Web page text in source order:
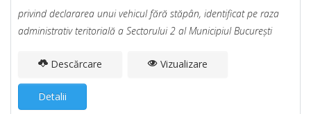
privind declararea unui vehicul fără stăpân, identificat pe raza
administrativ teritorială a Sectorului 2 al Municipiul Bucureşti
Descărcare Vizualizare
Detalii